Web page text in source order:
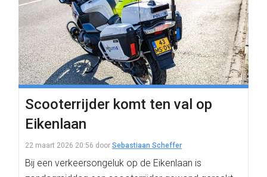
Scooterrijder komt ten val op
Eikenlaan
22 maart 2026 20:56 door Sebastiaan Scheffer
Bij een verkeersongeluk op de Eikenlaan is